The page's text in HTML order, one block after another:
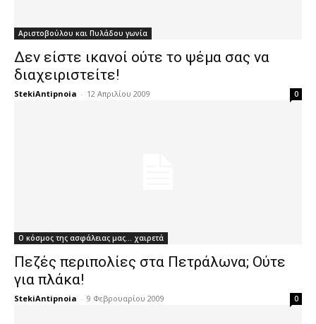
Αριστοβούλου και Πυλάδου γωνία
Δεν είστε ικανοί ούτε το ψέμα σας να
διαχειριστείτε!
StekiAntipnoia - 12 Απριλίου 2009 0
Ο κόσμος της ασφάλειας μας... χαιρετά
Πεζές περιπολίες στα Πετράλωνα; Ούτε
για πλάκα!
StekiAntipnoia - 9 Φεβρουαρίου 2009 0